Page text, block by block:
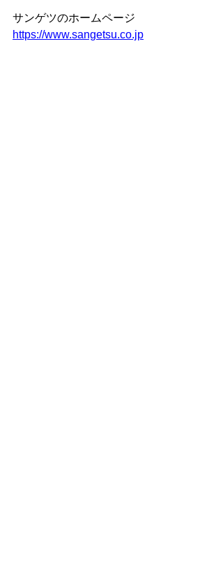
サンゲツのホームページ
https://www.sangetsu.co.jp